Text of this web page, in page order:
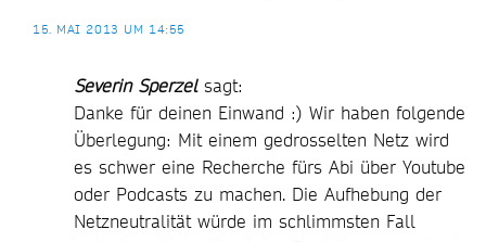
15. MAI 2013 UM 14:55
Severin Sperzel sagt:
Danke für deinen Einwand :) Wir haben folgende
Überlegung: Mit einem gedrosselten Netz wird
es schwer eine Recherche fürs Abi über Youtube
oder Podcasts zu machen. Die Aufhebung der
Netzneutralität würde im schlimmsten Fall